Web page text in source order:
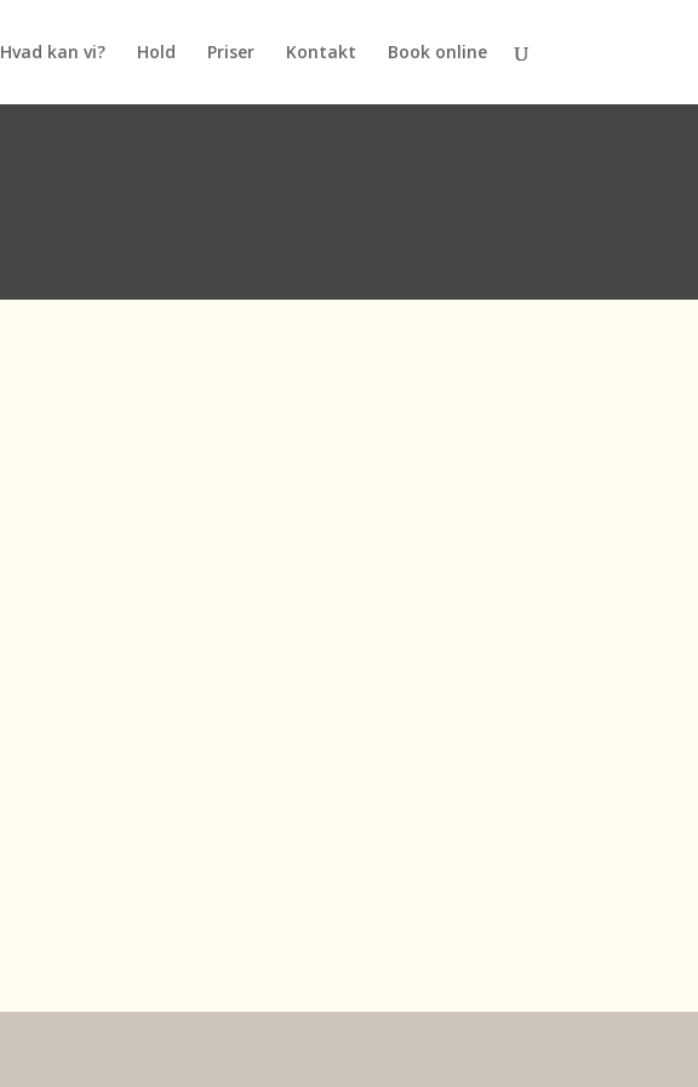
Hvad kan vi? Hold Priser Kontakt Book online